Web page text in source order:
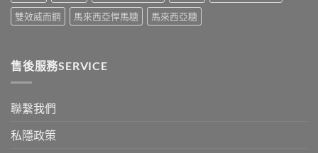
係
「壞
心
因
雙效威而鋼
馬來西亞悍馬糖 馬來西亞糖
售後服務SERVICE
聯繫我們
私隱政策